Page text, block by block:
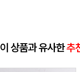
이 상품과 유사한추